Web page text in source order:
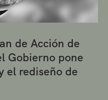
de Acción de
Gobierno pone
el rediseño de